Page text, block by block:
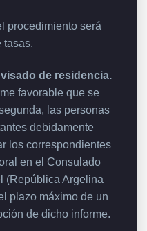
procedimiento será
tasas.
de residencia.
favorable que se
las personas
debidamente
los correspondientes
en el Consulado
(República Argelina
plazo máximo de un
de dicho informe.